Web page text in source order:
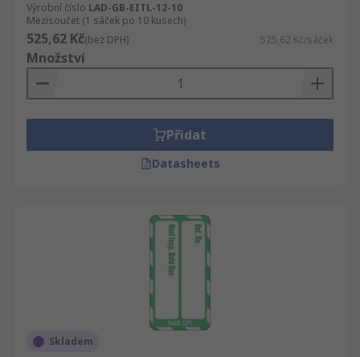
Výrobní číslo LAD-GB-EITL-12-10
Mezisoučet (1 sáček po 10 kusech)
525,62 Kč(bez DPH) 525,62 Kč/sáček
Množství
Přidat
Datasheets
Skladem